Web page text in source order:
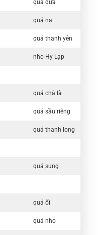
quả dừa
quả na
quả thanh yên
nho Hy Lạp
quả chà là
quả sầu riêng
quả thanh long
quả sung
quả ổi
quả nho